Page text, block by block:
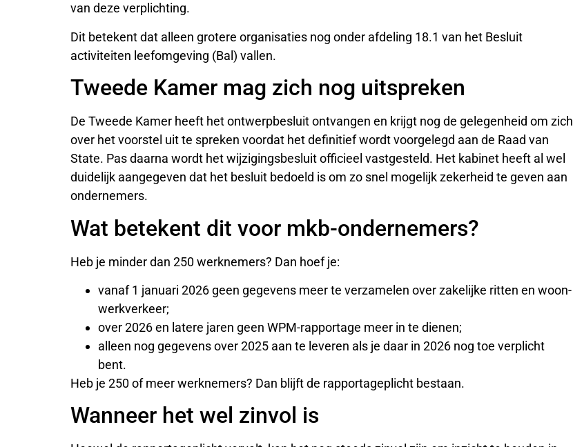
van deze verplichting.
Dit betekent dat alleen grotere organisaties nog onder afdeling 18.1 van het Besluit
activiteiten leefomgeving (Bal) vallen.
Tweede Kamer mag zich nog uitspreken
De Tweede Kamer heeft het ontwerpbesluit ontvangen en krijgt nog de gelegenheid om zich
over het voorstel uit te spreken voordat het definitief wordt voorgelegd aan de Raad van
State. Pas daarna wordt het wijzigingsbesluit officieel vastgesteld. Het kabinet heeft al wel
duidelijk aangegeven dat het besluit bedoeld is om zo snel mogelijk zekerheid te geven aan
ondernemers.
Wat betekent dit voor mkb-ondernemers?
Heb je minder dan 250 werknemers? Dan hoef je:
vanaf 1 januari 2026 geen gegevens meer te verzamelen over zakelijke ritten en woon-
werkverkeer;
over 2026 en latere jaren geen WPM-rapportage meer in te dienen;
alleen nog gegevens over 2025 aan te leveren als je daar in 2026 nog toe verplicht
bent.
Heb je 250 of meer werknemers? Dan blijft de rapportageplicht bestaan.
Wanneer het wel zinvol is